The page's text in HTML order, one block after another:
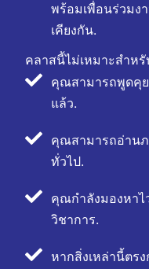
พร้อมเพื่อนร่วมง
เคียงกัน.
คลาสนี้ไม่เหมาะสำห
คุณสามารถพูดคุย
แล้ว.
คุณสามารถอ่านภ
ทั่วไป.
คุณกำลังมองหาไ
วิชาการ.
หากสิ่งเหล่านี้ต